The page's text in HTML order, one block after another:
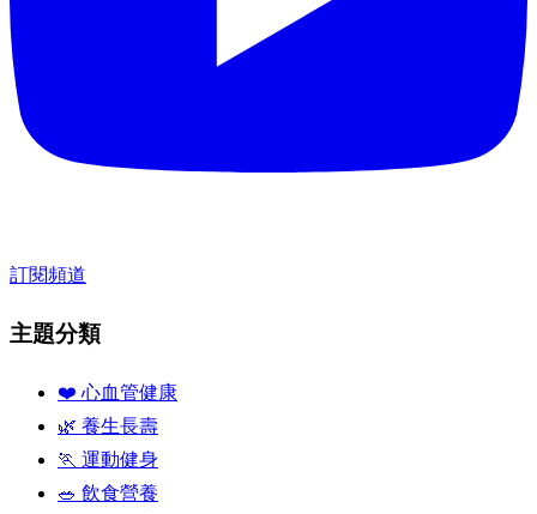
訂閱頻道
主題分類
❤️ 心血管健康
🌿 養生長壽
🏃 運動健身
🥗 飲食營養